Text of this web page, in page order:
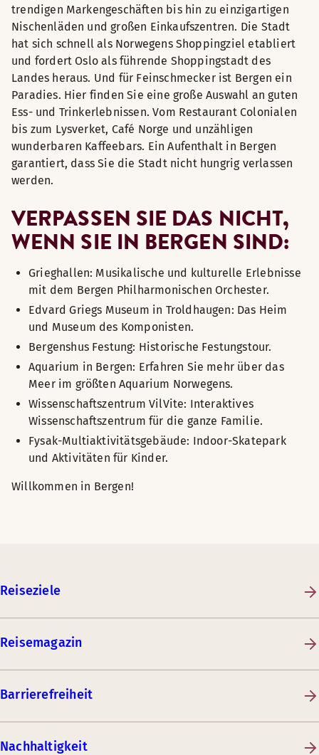
trendigen Markengeschäften bis hin zu einzigartigen
Nischenläden und großen Einkaufszentren. Die Stadt
hat sich schnell als Norwegens Shoppingziel etabliert
und fordert Oslo als führende Shoppingstadt des
Landes heraus. Und für Feinschmecker ist Bergen ein
Paradies. Hier finden Sie eine große Auswahl an guten
Ess- und Trinkerlebnissen. Vom Restaurant Colonialen
bis zum Lysverket, Café Norge und unzähligen
wunderbaren Kaffeebars. Ein Aufenthalt in Bergen
garantiert, dass Sie die Stadt nicht hungrig verlassen
werden.
VERPASSEN SIE DAS NICHT,
WENN SIE IN BERGEN SIND:
Grieghallen: Musikalische und kulturelle Erlebnisse
mit dem Bergen Philharmonischen Orchester.
Edvard Griegs Museum in Troldhaugen: Das Heim
und Museum des Komponisten.
Bergenshus Festung: Historische Festungstour.
Aquarium in Bergen: Erfahren Sie mehr über das
Meer im größten Aquarium Norwegens.
Wissenschaftszentrum VilVite: Interaktives
Wissenschaftszentrum für die ganze Familie.
Fysak-Multiaktivitätsgebäude: Indoor-Skatepark
und Aktivitäten für Kinder.
Willkommen in Bergen!
Reiseziele
Reisemagazin
Barrierefreiheit
Nachhaltigkeit